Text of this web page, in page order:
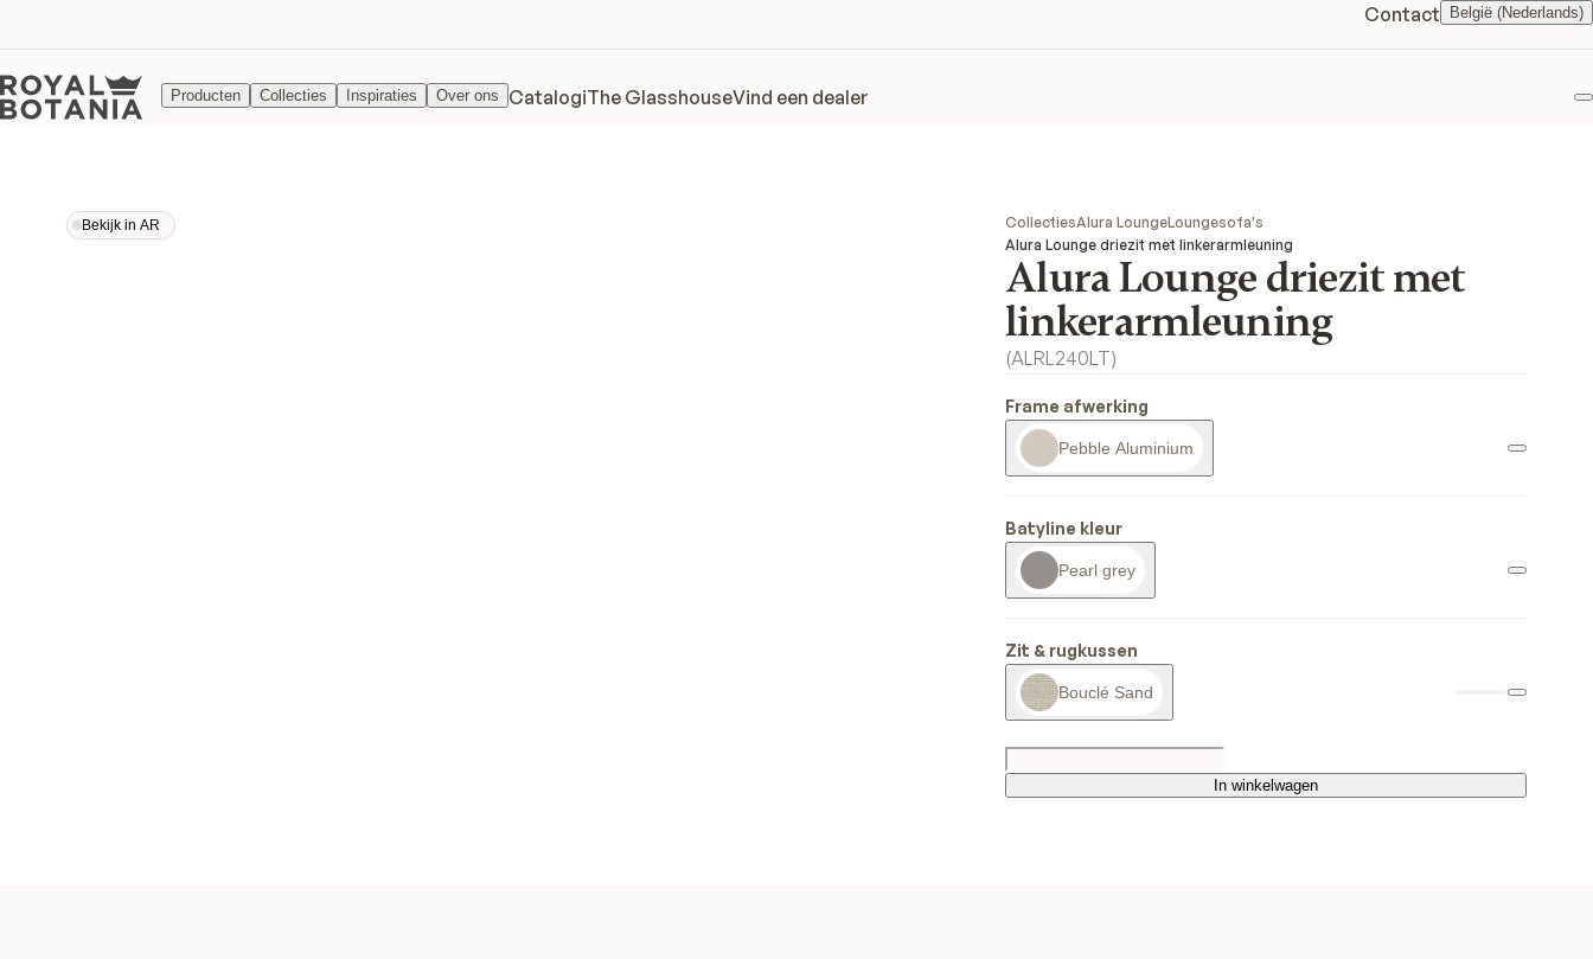
Contact België (Nederlands)
Producten Collecties Inspiraties Over ons CatalogiThe GlasshouseVind een dealer
Bekijk in AR
Bekijk in AR
CollectiesAlura LoungeLoungesofa's
Alura Lounge driezit met linkerarmleuning
Alura Lounge driezit met
linkerarmleuning
(ALRL240LT)
Frame afwerking
Pebble Aluminium
Batyline kleur
Pearl grey
Zit & rugkussen
Bouclé Sand
In winkelwagen
In winkelwagen